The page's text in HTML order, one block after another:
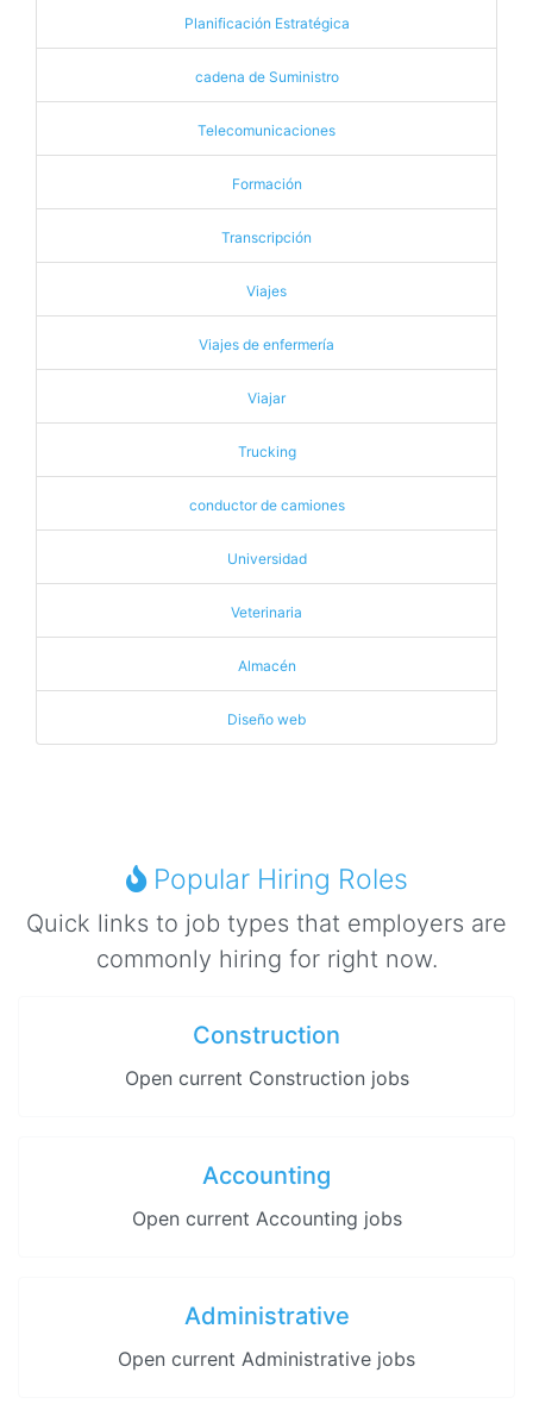
Planificación Estratégica
cadena de Suministro
Telecomunicaciones
Formación
Transcripción
Viajes
Viajes de enfermería
Viajar
Trucking
conductor de camiones
Universidad
Veterinaria
Almacén
Diseño web
Popular Hiring Roles
Quick links to job types that employers are
commonly hiring for right now.
Construction
Open current Construction jobs
Accounting
Open current Accounting jobs
Administrative
Open current Administrative jobs